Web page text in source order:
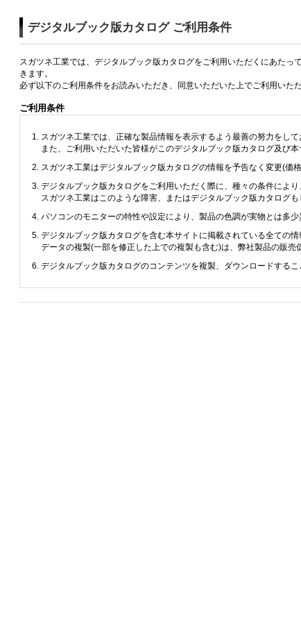
デジタルブック版カタログ ご利用条件
スガツネ工業では、デジタルブック版カタログをご利用いただくにあた
きます。
必ず以下のご利用条件をお読みいただき、同意いただいた上でご利用いた
ご利用条件
スガツネ工業では、正確な製品情報を表示するよう最善の努力をし
また、ご利用いただいた皆様がこのデジタルブック版カタログ及び
スガツネ工業はデジタルブック版カタログの情報を予告なく変更(価
デジタルブック版カタログをご利用いただく際に、種々の条件によ
スガツネ工業はこのような障害、またはデジタルブック版カタログ
パソコンのモニターの特性や設定により、製品の色調が実物とは多
デジタルブック版カタログを含む本サイトに掲載されている全ての
データの複製(一部を修正した上での複製も含む)は、弊社製品の販
デジタルブック版カタログのコンテンツを複製、ダウンロードする